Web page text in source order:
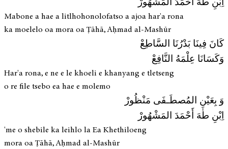
اِبْنِ طٰهَ أَحْمَدَ المَشْهُورْ
Mabone a hae a litlhohonolofatso a ajoa har'a rona
ka moelelo oa mora oa Ṭāhā, Aḥmad al-Mashūr
كَانَ فِينَا بَدْرُنَا السَّاطِعْ
وَكَسَانَا عِلْمَهُ النَّافِعْ
Har'a rona, e ne e le khoeli e khanyang e tletseng
o re file tsebo ea hae e molemo
وَ بِعَيْنِ المُصطَـفَى مَنْظُورْ
اِبْنِ طٰهَ أَحْمَدَ المَشْهُورْ
'me o shebile ka leihlo la Ea Khethiloeng
mora oa Ṭāhā, Aḥmad al-Mashūr